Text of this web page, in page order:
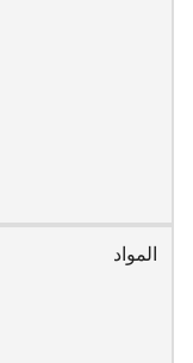
المواد